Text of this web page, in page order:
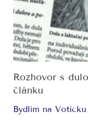
Rozhovor s
článku
Bydlím na